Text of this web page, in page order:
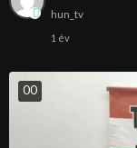
hun_tv
1 év
00